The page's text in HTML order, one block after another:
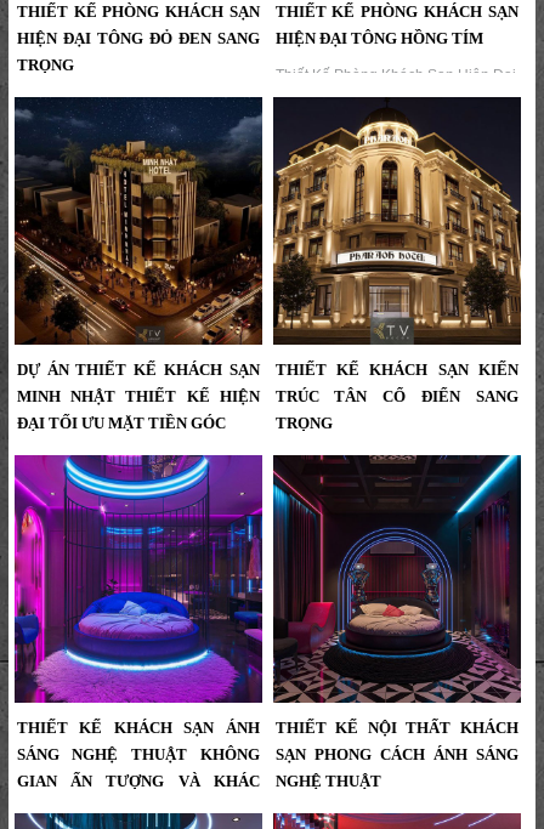
THIẾT KẾ PHÒNG KHÁCH SẠN
HIỆN ĐẠI TÔNG ĐỎ ĐEN SANG
TRỌNG
Thiết kế phòng khách sạn cao cấp
tông đỏ đen hiện đại, kết hợp ánh
sáng ấm áp và nội thất sang trọng...
THIẾT KẾ PHÒNG KHÁCH SẠN
HIỆN ĐẠI TÔNG HỒNG TÍM
Thiết Kế Phòng Khách Sạn Hiện Đại
Tông Hồng Tím | KTV Group...
DỰ ÁN THIẾT KẾ KHÁCH SẠN
MINH NHẬT THIẾT KẾ HIỆN
ĐẠI TỐI ƯU MẶT TIỀN GÓC
Dự Án Thiết Kế Khách Sạn Minh
Nhật Thiết Kế Hiện Đại Tối Ưu Mặt
Tiền Góc,Kiến Trúc Mặt Đường Góc,
Ánh Sáng Ban Đêm Và Cảnh Quan
Sân Thượng – Giải Pháp Tạo Dấu
Ấn Thương Hiệu...
THIẾT KẾ KHÁCH SẠN KIẾN
TRÚC TÂN CỔ ĐIỂN SANG
TRỌNG
Thiết Kế Khách Sạn Kiến Trúc Tân
Cổ Điển Sang Trọng...
THIẾT KẾ KHÁCH SẠN ÁNH
SÁNG NGHỆ THUẬT KHÔNG
GIAN ẤN TƯỢNG VÀ KHÁC
THIẾT KẾ NỘI THẤT KHÁCH
SẠN PHONG CÁCH ÁNH SÁNG
NGHỆ THUẬT
Thiết kế nội thất khách sạn phong